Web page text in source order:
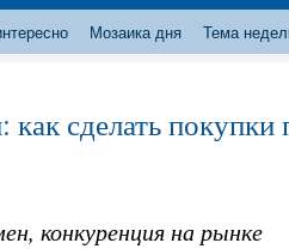
Мозаика дня Тема
сделать
конкуренция на рынке